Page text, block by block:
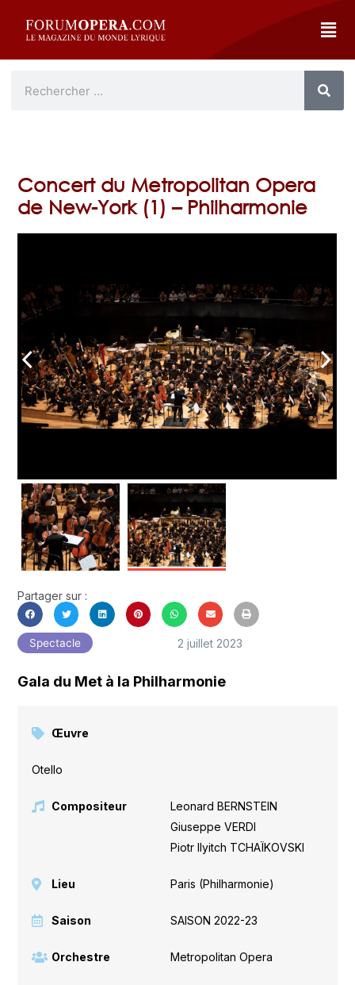
Concert du Metropolitan Opera
de New-York (1) – Philharmonie
arrow_back_ios arrow_forward_ios
Partager sur :
Spectacle 2 juillet 2023
Gala du Met à la Philharmonie
Œuvre
Otello
Compositeur Leonard BERNSTEIN
Giuseppe VERDI
Piotr Ilyitch TCHAÏKOVSKI
Lieu Paris (Philharmonie)
Saison SAISON 2022-23
Orchestre Metropolitan Opera